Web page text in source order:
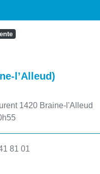
l’Alleud)
1420 Braine-l'Alleud
81 01